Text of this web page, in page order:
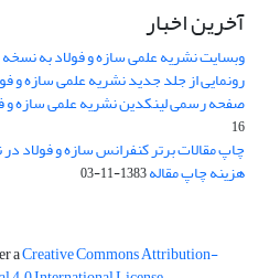
آخرین اخبار
وبسایت نشریه علمی سازه و فولاد به
رونمایی از جلد جدید نشریه علمی سازه و
صفحه رسمی لینکدین نشریه علمی سازه و
16
چاپ مقالات برتر کنفرانس سازه و فولاد
هزینه چاپ مقاله1383-11-03
aCreative Commons Attribution-